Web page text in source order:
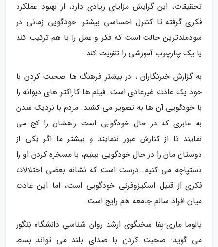
تحقیقات، این گرایش مزایای زیادی دارد، از بهبود عملکرد
فکری گرفته تا کنترل احساسی بیشتر. خودگویی زمانی در
سودمندترین حالت است که فکر و عمل را با هم ترکیب کند
یا یک چارچوب آموزشی را تقویت کند.
به گزارش خبرنگاران ، در بیشتر فرهنگ ها صحبت کردن با
خود یک عادت غیرعادی است. فیلم ها کاراکتر های دیوانه را
با خودگویی آن ها به تصویر می کشند. مردم با نزدیک شدن
به عابری که در حال خودگویی است راهشان را کج می
نمایند تا از کنارش عبور ننمایند و بیشتر ما اگر یکی از
دوستان مان را در حال خودگویی بینیم، با مسخره کردن او را
دستپاچه می کنیم. درست است که نشانه بعضی اختلالات
فکری از قبیل اسکیزوفرنی خودگویی است، اما این عادت
میان افراد سالم جامعه هم رایج است.
پالوما ماری-بِفا سخنگوی ارشد روان شناسیِ دانشگاه بَنگور
می گوید: صحبت کردن با صدای بلند می تواند بسطِ